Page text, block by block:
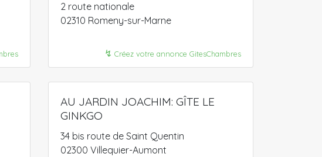
2 route nationale
02310 Romeny-sur-Marne
↯ Créez votre annonce GitesChambres
AU JARDIN JOACHIM: GÎTE LE
GINKGO
34 bis route de Saint Quentin
02300 Villequier-Aumont